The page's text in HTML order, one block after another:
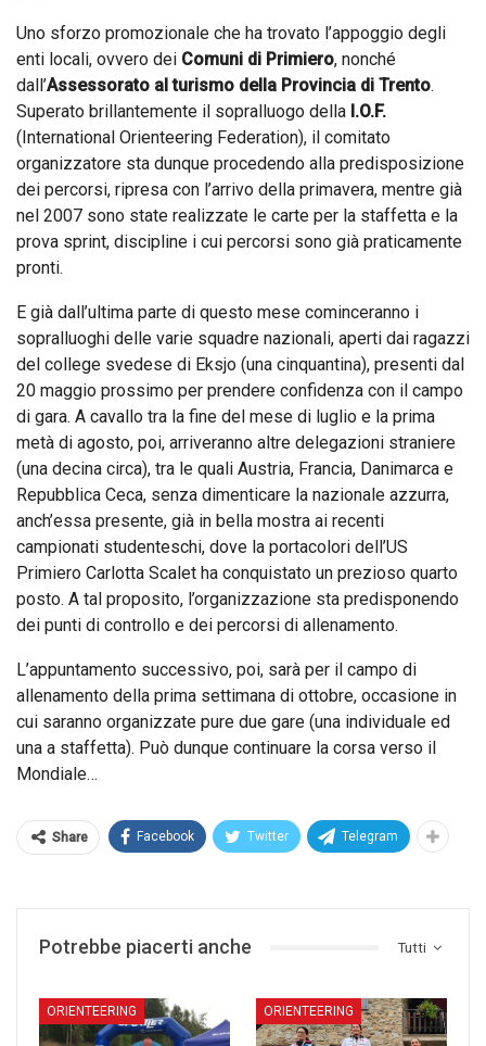
Uno sforzo promozionale che ha trovato l’appoggio degli
enti locali, ovvero dei Comuni di Primiero, nonché
dall’Assessorato al turismo della Provincia di Trento.
Superato brillantemente il sopralluogo della I.O.F.
(International Orienteering Federation), il comitato
organizzatore sta dunque procedendo alla predisposizione
dei percorsi, ripresa con l’arrivo della primavera, mentre già
nel 2007 sono state realizzate le carte per la staffetta e la
prova sprint, discipline i cui percorsi sono già praticamente
pronti.
E già dall’ultima parte di questo mese cominceranno i
sopralluoghi delle varie squadre nazionali, aperti dai ragazzi
del college svedese di Eksjo (una cinquantina), presenti dal
20 maggio prossimo per prendere confidenza con il campo
di gara. A cavallo tra la fine del mese di luglio e la prima
metà di agosto, poi, arriveranno altre delegazioni straniere
(una decina circa), tra le quali Austria, Francia, Danimarca e
Repubblica Ceca, senza dimenticare la nazionale azzurra,
anch’essa presente, già in bella mostra ai recenti
campionati studenteschi, dove la portacolori dell’US
Primiero Carlotta Scalet ha conquistato un prezioso quarto
posto. A tal proposito, l’organizzazione sta predisponendo
dei punti di controllo e dei percorsi di allenamento.
L’appuntamento successivo, poi, sarà per il campo di
allenamento della prima settimana di ottobre, occasione in
cui saranno organizzate pure due gare (una individuale ed
una a staffetta). Può dunque continuare la corsa verso il
Mondiale…
Share Facebook Twitter Telegram
Tutti
Potrebbe piacerti anche
ORIENTEERING ORIENTEERING